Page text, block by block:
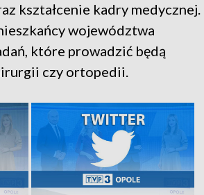
kształcenie kadry medycznej.
województwa
które prowadzić będą
czy ortopedii.